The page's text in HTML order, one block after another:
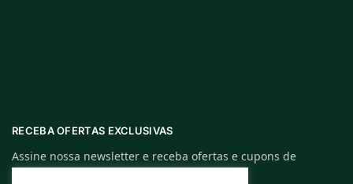
RECEBA OFERTAS EXCLUSIVAS
Assine nossa newsletter e receba ofertas e cupons de